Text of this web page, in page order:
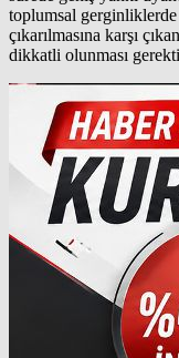
toplumsal
çıkarılmasına karşı
dikkatli olunması